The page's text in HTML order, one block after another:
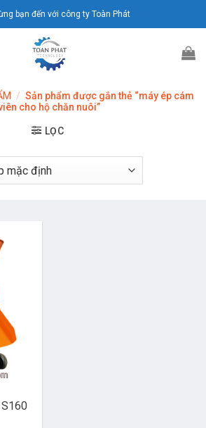
bạn đến với công ty Toàn Phát
/ Sản phẩm được gắn thẻ “máy ép cám
cho hộ chăn nuôi”
LỌC